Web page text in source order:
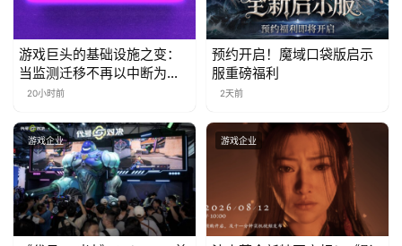
7
月
3
日
游
茶
对
游戏巨头的基础设施之变：
当监测迁移不再以中断为代
价20小时前
预约开启！魔域口袋版启示
服重磅福利
2天前
游戏企业 游戏企业